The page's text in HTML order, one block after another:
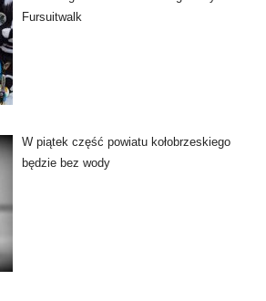
Fursuitwalk
W piątek część powiatu kołobrzeskiego
będzie bez wody